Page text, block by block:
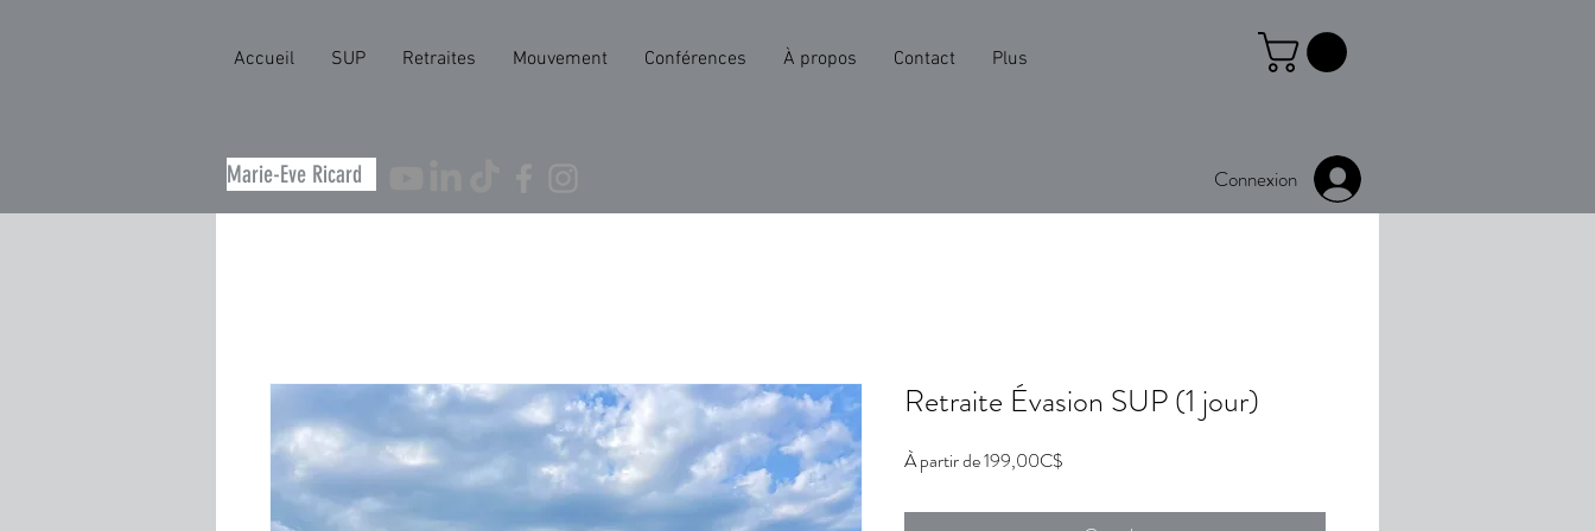
Accueil SUP Retraites Mouvement Conférences À propos Contact Plus
Marie-Eve Ricard Connexion
Retraite Évasion SUP (1 jour)
À partir de199,00C$